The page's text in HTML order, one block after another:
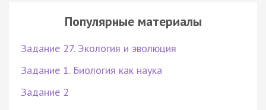
Популярные материалы
Задание 27. Экология и эволюция
Задание 1. Биология как наука
Задание 2